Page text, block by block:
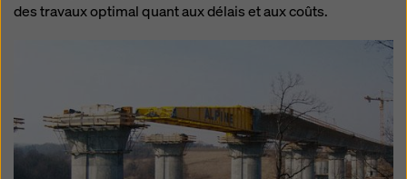
des travaux optimal quant aux délais et aux coûts.